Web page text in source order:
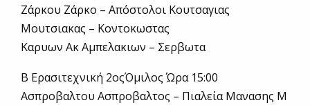
Ζάρκου Ζάρκο – Απόστολοι Κουτσαγιας
Μουτσιακας – Κοντοκωστας
Καρυων Ακ Αμπελακιων – Σερβωτα
Β Ερασιτεχνική 2οςΌμιλος Ώρα 15:00
Ασπροβαλτου Ασπροβαλτος – Πιαλεία Μανασης Μ